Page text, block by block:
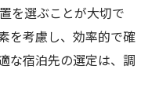
を選ぶことが大切で
を考慮し、効率的で確
な宿泊先の選定は、調